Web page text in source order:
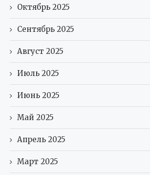
Октябрь 2025
Сентябрь 2025
Август 2025
Июль 2025
Июнь 2025
Май 2025
Апрель 2025
Март 2025